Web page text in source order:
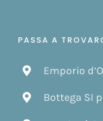
PASSA A
Emporio
Bottega SI